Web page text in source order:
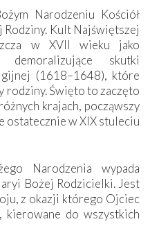
Narodzeniu Kościół
Kult Najświętszej
w XVII wieku jako
skutki
(1618–1648), które
rodziny. Święto to zaczęto
krajach, począwszy
ostatecznie w XIX stuleciu
Narodzenia wypada
Bożej Rodzicielki. Jest
z okazji którego Ojciec
kierowane do wszystkich